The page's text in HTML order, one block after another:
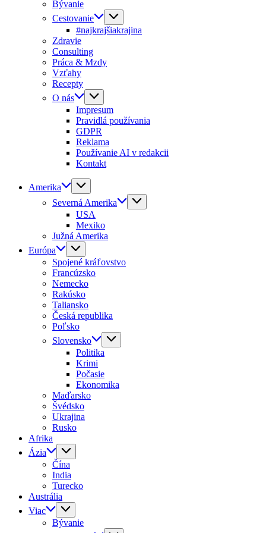
Bývanie
Cestovanie
#najkrajšiakrajina
Zdravie
Consulting
Práca & Mzdy
Vzťahy
Recepty
O nás
Impresum
Pravidlá používania
GDPR
Reklama
Používanie AI v redakcii
Kontakt
Amerika
Severná Amerika
USA
Mexiko
Južná Amerika
Európa
Spojené kráľovstvo
Francúzsko
Nemecko
Rakúsko
Taliansko
Česká republika
Poľsko
Slovensko
Politika
Krimi
Počasie
Ekonomika
Maďarsko
Švédsko
Ukrajina
Rusko
Afrika
Ázia
Čína
India
Turecko
Austrália
Viac
Bývanie